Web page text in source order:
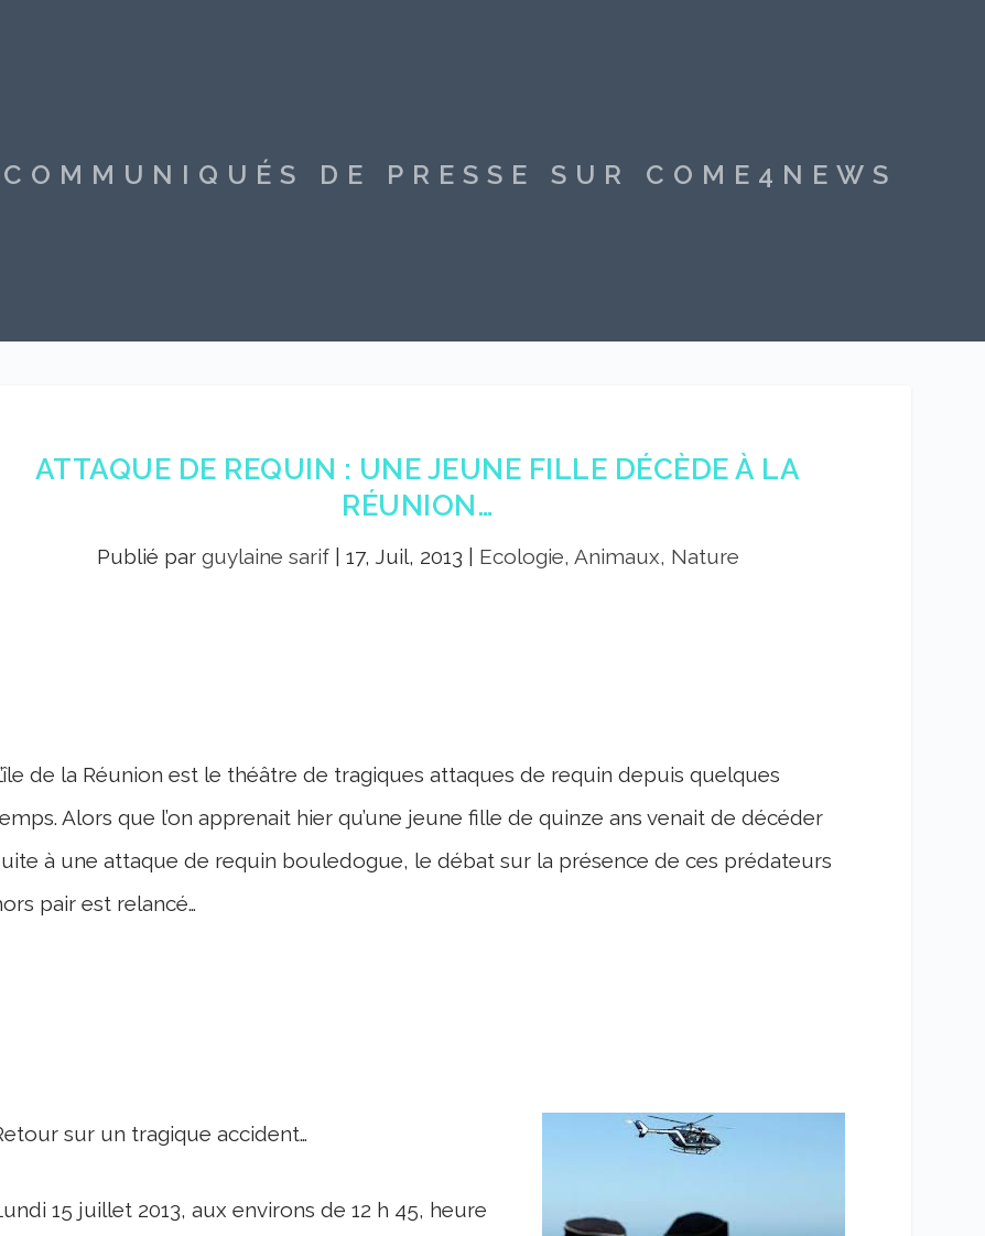
DE PRESSE SUR COME4NEWS
ATTAQUE DE REQUIN : UNE JEUNE FILLE DÉCÈDE À LA
RÉUNION…
Publié par guylaine sarif| 17, Juil, 2013 Ecologie, Animaux, Nature
de la Réunion est le théâtre de tragiques attaques de requin depuis quelques
Alors que l’on apprenait hier qu’une jeune fille de quinze ans venait de décéder
à une attaque de requin bouledogue, le débat sur la présence de ces prédateurs
pair est relancé…
sur un tragique accident…
15 juillet 2013, aux environs de 12 h 45, heure